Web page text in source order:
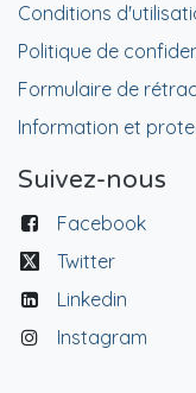
Conditions
Politique de
Formulaire de
Information et
Suivez-nous
Facebook
Twitter
Linkedin
Instagram